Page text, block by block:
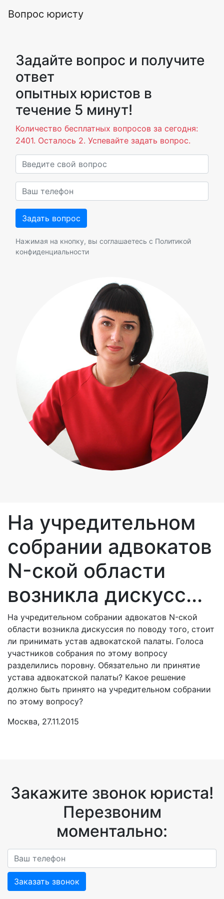
Вопрос юристу
Задайте вопрос и получите
ответ
опытных юристов в
течение 5 минут!
Количество бесплатных вопросов за сегодня:
2401. Осталось 2. Успевайте задать вопрос.
Нажимая на кнопку, вы соглашаетесь с Политикой
конфиденциальности
На учредительном
собрании адвокатов
N-ской области
возникла дискусс...
На учредительном собрании адвокатов N-ской
области возникла дискуссия по поводу того, стоит
ли принимать устав адвокатской палаты. Голоса
участников собрания по этому вопросу
разделились поровну. Обязательно ли принятие
устава адвокатской палаты? Какое решение
должно быть принято на учредительном собрании
по этому вопросу?
Москва, 27.11.2015
Закажите звонок юриста!
Перезвоним
моментально:
Заказать звонок